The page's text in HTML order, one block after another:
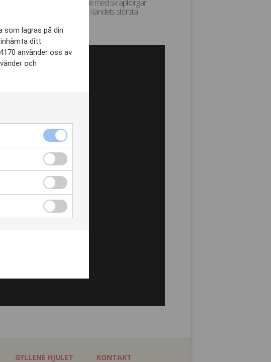
speciella kajaker utrustade med skräpkorgar
massiv uppmärksamhet i landets största
GYLLENE HJULET KONTAKT
som lagras på din
ditt
använder oss av
och